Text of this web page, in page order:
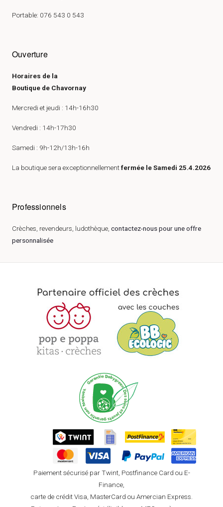
Portable: 076 543 0 543
Ouverture
Horaires de la
Boutique de Chavornay
Mercredi et jeudi : 14h-16h30
Vendredi : 14h-17h30
Samedi : 9h-12h/13h-16h
La boutique sera exceptionnellementfermée le Samedi 25.4.2026
Professionnels
Crèches, revendeurs, ludothèque, contactez-nous pour une offre
personnalisée
Paiement sécurisé par Twint, Postfinance Card ou E-
Finance,
carte de crédit Visa, MasterCard ou Amercian Express.